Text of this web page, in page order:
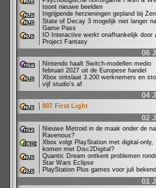
toont nieuwe beelden
Ingrijpende herzieningen gepland bij
State of Decay 3 mogelijk niet langer
Game Pass
IO Interactive werkt onafhankelijk door
Project Fantasy
06
Nintendo haalt Switch-modellen medio
februari 2027 uit de Europese handel
Xbox ontslaat 3.200 werknemers en
vijf studio's af
04
007 First Light
02
Nieuwe Metroid in de maak onder de
Ravenous?
Xbox volgt PlayStation met digital-only,
komen met Disc2Digital?
Quantic Dream ontkent problemen
Star Wars Eclipse
PlayStation Plus games voor juli bekend
01